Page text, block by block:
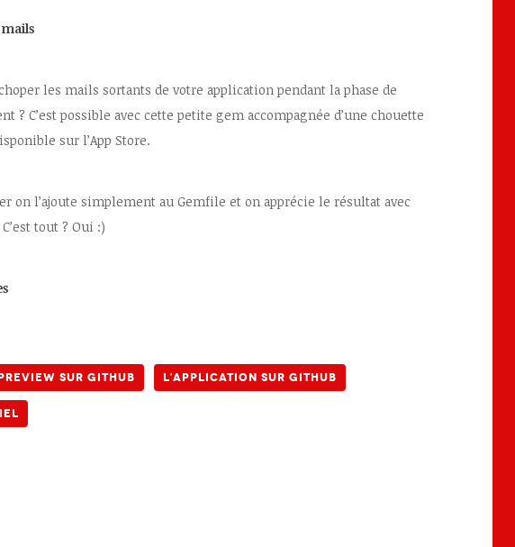
les mails sortants de votre application pendant la phase de
? C’est possible avec cette petite gem accompagnée d’une chouette
sur l’App Store.
on l’ajoute simplement au Gemfile et on apprécie le résultat avec
tout ? Oui :)
sur github L’application sur github